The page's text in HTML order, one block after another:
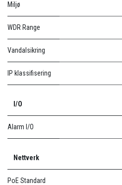
Miljø
WDR Range
Vandalsikring
IP klassifisering
I/O
Alarm I/O
Nettverk
PoE Standard